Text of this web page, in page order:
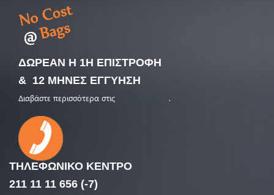
ΔΩΡΕΑΝ Η 1Η ΕΠΙΣΤΡΟΦΗ
& 12 ΜΗΝΕΣ ΕΓΓΥΗΣΗ
Διαβάστε περισσότερα στις .
ΤΗΛΕΦΩΝΙΚΟ ΚΕΝΤΡΟ
211 11 11 656 (-7)